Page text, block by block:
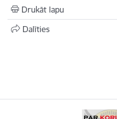
Drukāt lapu
Dalīties